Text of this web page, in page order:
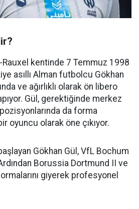
Rauxel kentinde 7 Temmuz 1998
asıllı Alman futbolcu Gökhan
ve ağırlıklı olarak ön libero
Gül, gerektiğinde merkez
da forma
oyuncu olarak öne çıkıyor.
Gökhan Gül, VfL Bochum
Borussia Dortmund II ve
giyerek profesyonel